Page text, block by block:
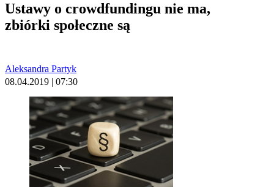
Ustawy o crowdfundingu nie ma,
zbiórki społeczne są
Aleksandra Partyk
08.04.2019 | 07:30